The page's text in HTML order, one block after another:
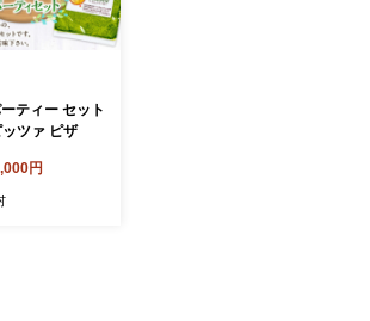
ティー セット
ツァ ピザ
円